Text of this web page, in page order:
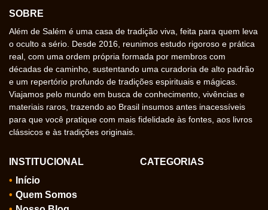
SOBRE
Além de Salém é uma casa de tradição viva, feita para quem leva
o oculto a sério. Desde 2016, reunimos estudo rigoroso e prática
real, com uma ordem própria formada por membros com
décadas de caminho, sustentando uma curadoria de alto padrão
e um repertório profundo de tradições espirituais e mágicas.
Viajamos pelo mundo em busca de conhecimento, vivências e
materiais raros, trazendo ao Brasil insumos antes inacessíveis
para que você pratique com mais fidelidade às fontes, aos livros
clássicos e às tradições originais.
INSTITUCIONAL
Início
Quem Somos
CATEGORIAS